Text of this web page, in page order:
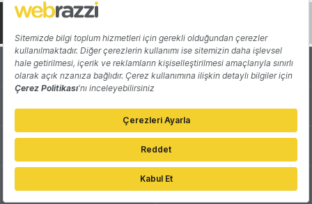
Hakkında Yazarlar
Katkıda Bulun Reklam